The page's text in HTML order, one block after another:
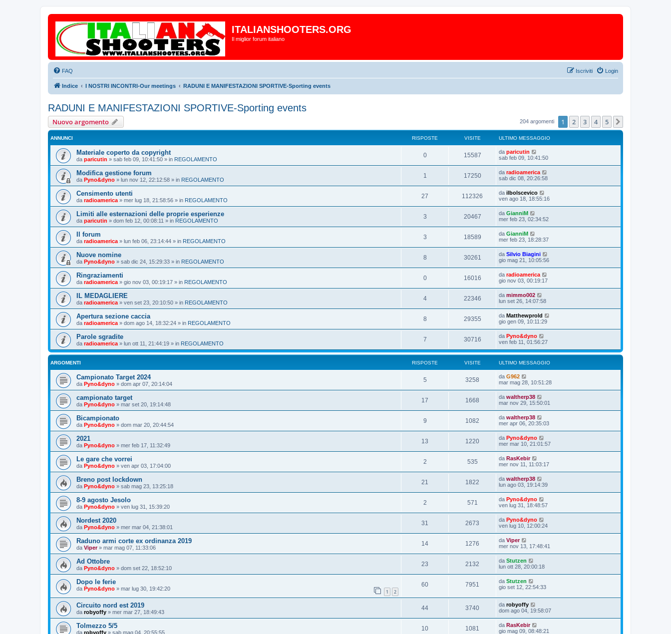
ITALIANSHOOTERS.ORG
Il miglior forum italiano
FAQ Login
Iscriviti
Indice I NOSTRI INCONTRI-Our meetings RADUNI E MANIFESTAZIONI SPORTIVE-Sporting events
RADUNI E MANIFESTAZIONI SPORTIVE-Sporting events
Nuovo argomento 204 argomenti 1 2 3 4 5
ANNUNCI RISPOSTE VISITE ULTIMO MESSAGGIO
Materiale coperto da copyright
da paricutin » sab feb 09, 10:41:50 » in REGOLAMENTO
0 15587 da paricutin
sab feb 09, 10:41:50
Modifica gestione forum
da Pyno&dyno » lun nov 12, 22:12:58 » in REGOLAMENTO
1 17250 da radioamerica
sab dic 08, 20:26:58
Censimento utenti
da radioamerica » mer lug 18, 21:58:56 » in REGOLAMENTO
27 112326 da ilbolscevico
ven ago 18, 18:55:16
Limiti alle esternazioni delle proprie esperienze
da paricutin » dom feb 12, 00:08:11 » in REGOLAMENTO
3 20467 da GianniM
mer feb 23, 02:34:52
Il forum
da radioamerica » lun feb 06, 23:14:44 » in REGOLAMENTO
3 18589 da GianniM
mer feb 23, 18:28:37
Nuove nomine
da Pyno&dyno » sab dic 24, 15:29:33 » in REGOLAMENTO
8 30261 da Silvio Biagini
gio mag 21, 10:05:56
Ringraziamenti
da radioamerica » gio nov 03, 00:19:17 » in REGOLAMENTO
0 16016 da radioamerica
gio nov 03, 00:19:17
IL MEDAGLIERE
da radioamerica » ven set 23, 20:10:50 » in REGOLAMENTO
4 22346 da mimmo002
lun set 26, 14:07:58
Apertura sezione caccia
da radioamerica » dom ago 14, 18:32:24 » in REGOLAMENTO
8 29355 da Matthewprold
gio gen 09, 10:11:29
Parole sgradite
da radioamerica » lun ott 11, 21:44:19 » in REGOLAMENTO
7 30716 da Pyno&dyno
ven feb 11, 01:56:27
ARGOMENTI RISPOSTE VISITE ULTIMO MESSAGGIO
Campionato Target 2024
da Pyno&dyno » dom apr 07, 20:14:04
5 3258 da G962
mar mag 28, 10:51:28
campionato target
da Pyno&dyno » mar set 20, 19:14:48
17 1668 da waltherp38
mar nov 29, 15:50:01
Bicampionato
da Pyno&dyno » dom mar 20, 20:44:54
9 1082 da waltherp38
mer apr 06, 20:35:03
2021
da Pyno&dyno » mer feb 17, 11:32:49
13 1220 da Pyno&dyno
mer mar 10, 21:01:57
Le gare che vorrei
da Pyno&dyno » ven apr 03, 17:04:00
2 535 da RasKebir
mer nov 11, 11:03:17
Breno post lockdown
da Pyno&dyno » sab mag 23, 13:25:18
21 1822 da waltherp38
lun ago 03, 19:14:39
8-9 agosto Jesolo
da Pyno&dyno » ven lug 31, 15:39:20
2 571 da Pyno&dyno
ven lug 31, 18:48:57
Nordest 2020
da Pyno&dyno » mer mar 04, 21:38:01
31 2673 da Pyno&dyno
ven lug 10, 12:00:24
Raduno armi corte ex ordinanza 2019
da Viper» mar mag 07, 11:33:06
14 1276 da Viper
mer nov 13, 17:48:41
Ad Ottobre
da Pyno&dyno » dom set 22, 18:52:10
23 2132 da Stutzen
lun ott 28, 20:00:18
Dopo le ferie
da Pyno&dyno » mar lug 30, 19:42:20 1 2
60 7951 da Stutzen
gio set 12, 22:54:33
Circuito nord est 2019
da robyoffy » mer mar 27, 18:49:43
44 3740 da robyoffy
dom ago 04, 19:58:07
Tolmezzo 5/5
da robyoffy » sab mag 04, 20:55:55
10 1081 da RasKebir
gio mag 09, 08:48:21